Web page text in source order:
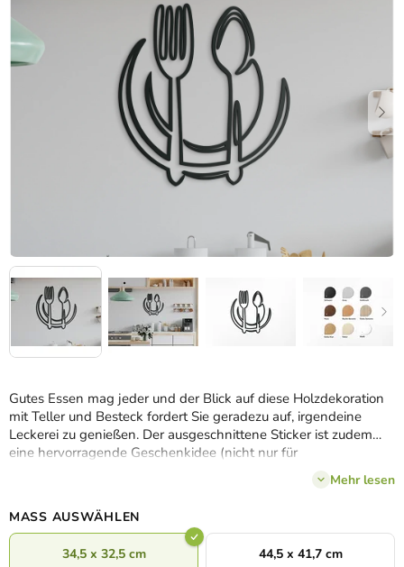
Gutes Essen mag jeder und der Blick auf diese Holzdekoration
mit Teller und Besteck fordert Sie geradezu auf, irgendeine
Leckerei zu genießen. Der ausgeschnittene Sticker ist zudem
eine hervorragende Geschenkidee (nicht nur für
macht jeden Haushalt
Mehr lesen
MASS AUSWÄHLEN
34,5 x 32,5 cm 44,5 x 41,7 cm
5
Sternen.